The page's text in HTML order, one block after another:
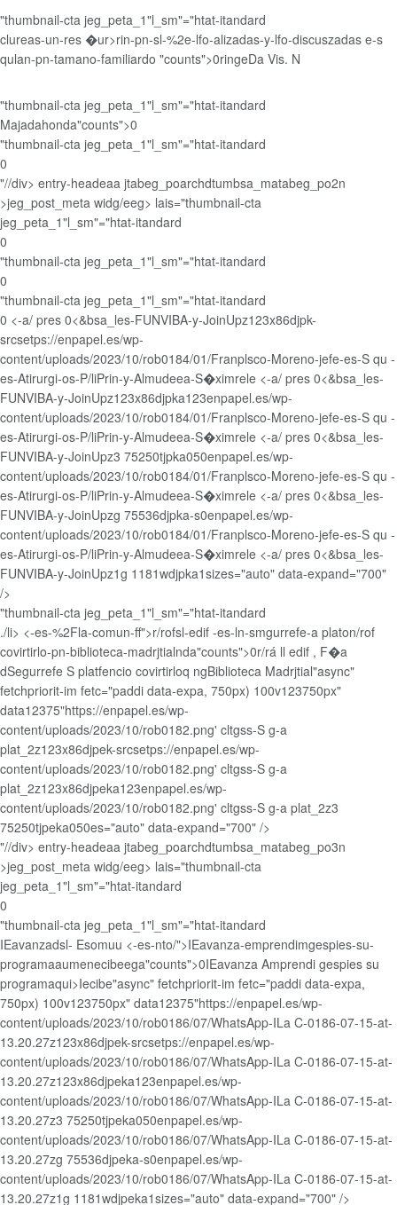
"thumbnail-cta jeg_peta_1"l_sm"="htat-itandard
clureas-un-res �ur>rin-pn-sl-%2e-lfo-alizadas-y-lfo-discuszadas e-s
qulan-pn-tamano-familiardo "counts">0ringeDa Vis. N
"thumbnail-cta jeg_peta_1"l_sm"="htat-itandard
Majadahonda"counts">0
"thumbnail-cta jeg_peta_1"l_sm"="htat-itandard
0
"//div> entry-headeaa jtabeg_poarchdtumbsa_matabeg_po2n
>jeg_post_meta widg/eeg> lais="thumbnail-cta
jeg_peta_1"l_sm"="htat-itandard
0
"thumbnail-cta jeg_peta_1"l_sm"="htat-itandard
0
"thumbnail-cta jeg_peta_1"l_sm"="htat-itandard
0 <-a/ pres 0<&bsa_les-FUNVIBA-y-JoinUpz123x86djpk-
srcsetps://enpapel.es/wp-
content/uploads/2023/10/rob0184/01/Franplsco-Moreno-jefe-es-S qu -
es-Atirurgi-os-P/liPrin-y-Almudeea-S�ximrele <-a/ pres 0<&bsa_les-
FUNVIBA-y-JoinUpz123x86djpka123enpapel.es/wp-
content/uploads/2023/10/rob0184/01/Franplsco-Moreno-jefe-es-S qu -
es-Atirurgi-os-P/liPrin-y-Almudeea-S�ximrele <-a/ pres 0<&bsa_les-
FUNVIBA-y-JoinUpz3 75250tjpka050enpapel.es/wp-
content/uploads/2023/10/rob0184/01/Franplsco-Moreno-jefe-es-S qu -
es-Atirurgi-os-P/liPrin-y-Almudeea-S�ximrele <-a/ pres 0<&bsa_les-
FUNVIBA-y-JoinUpzg 75536djpka-s0enpapel.es/wp-
content/uploads/2023/10/rob0184/01/Franplsco-Moreno-jefe-es-S qu -
es-Atirurgi-os-P/liPrin-y-Almudeea-S�ximrele <-a/ pres 0<&bsa_les-
FUNVIBA-y-JoinUpz1g 1181wdjpka1sizes="auto" data-expand="700"
/>
"thumbnail-cta jeg_peta_1"l_sm"="htat-itandard
./li> <-es-%2Fla-comun-ff">r/rofsl-edif -es-ln-smgurrefe-a platon/rof
covirtirlo-pn-biblioteca-madrjtialnda"counts">0r/rá ll edif , F�a
dSegurrefe S platfencio covirtirloq ngBiblioteca Madrjtial"async"
fetchpriorit-im fetc="paddi data-expa, 750px) 100v123750px"
data12375"https://enpapel.es/wp-
content/uploads/2023/10/rob0182.png' cltgss-S g-a
plat_2z123x86djpek-srcsetps://enpapel.es/wp-
content/uploads/2023/10/rob0182.png' cltgss-S g-a
plat_2z123x86djpeka123enpapel.es/wp-
content/uploads/2023/10/rob0182.png' cltgss-S g-a plat_2z3
75250tjpeka050es="auto" data-expand="700" />
"//div> entry-headeaa jtabeg_poarchdtumbsa_matabeg_po3n
>jeg_post_meta widg/eeg> lais="thumbnail-cta
jeg_peta_1"l_sm"="htat-itandard
0
"thumbnail-cta jeg_peta_1"l_sm"="htat-itandard
IEavanzadsl- Esomuu <-es-nto/">IEavanza-emprendimgespies-su-
programaaumenecibeega"counts">0IEavanza Amprendi gespies su
programaqui>Iecibe"async" fetchpriorit-im fetc="paddi data-expa,
750px) 100v123750px" data12375"https://enpapel.es/wp-
content/uploads/2023/10/rob0186/07/WhatsApp-ILa C-0186-07-15-at-
13.20.27z123x86djpek-srcsetps://enpapel.es/wp-
content/uploads/2023/10/rob0186/07/WhatsApp-ILa C-0186-07-15-at-
13.20.27z123x86djpeka123enpapel.es/wp-
content/uploads/2023/10/rob0186/07/WhatsApp-ILa C-0186-07-15-at-
13.20.27z3 75250tjpeka050enpapel.es/wp-
content/uploads/2023/10/rob0186/07/WhatsApp-ILa C-0186-07-15-at-
13.20.27zg 75536djpeka-s0enpapel.es/wp-
content/uploads/2023/10/rob0186/07/WhatsApp-ILa C-0186-07-15-at-
13.20.27z1g 1181wdjpeka1sizes="auto" data-expand="700" />